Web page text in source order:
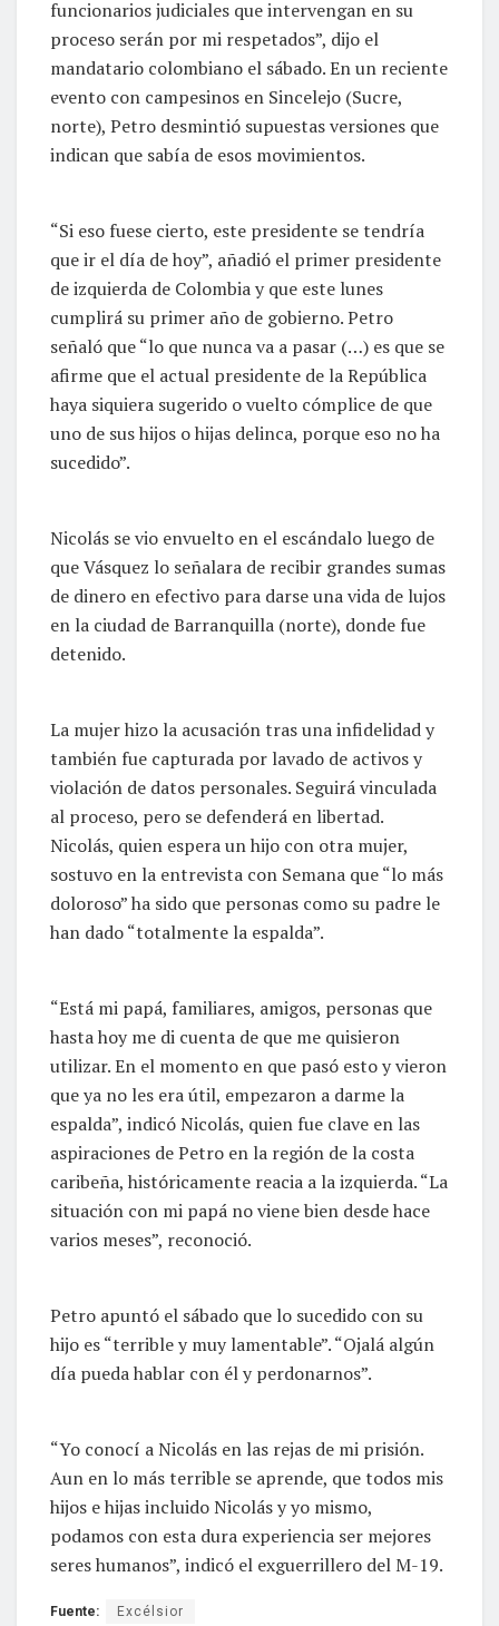
funcionarios judiciales que intervengan en su
proceso serán por mi respetados”, dijo el
mandatario colombiano el sábado. En un reciente
evento con campesinos en Sincelejo (Sucre,
norte), Petro desmintió supuestas versiones que
indican que sabía de esos movimientos.
“Si eso fuese cierto, este presidente se tendría
que ir el día de hoy”, añadió el primer presidente
de izquierda de Colombia y que este lunes
cumplirá su primer año de gobierno. Petro
señaló que “lo que nunca va a pasar (…) es que se
afirme que el actual presidente de la República
haya siquiera sugerido o vuelto cómplice de que
uno de sus hijos o hijas delinca, porque eso no ha
sucedido”.
Nicolás se vio envuelto en el escándalo luego de
que Vásquez lo señalara de recibir grandes sumas
de dinero en efectivo para darse una vida de lujos
en la ciudad de Barranquilla (norte), donde fue
detenido.
La mujer hizo la acusación tras una infidelidad y
también fue capturada por lavado de activos y
violación de datos personales. Seguirá vinculada
al proceso, pero se defenderá en libertad.
Nicolás, quien espera un hijo con otra mujer,
sostuvo en la entrevista con Semana que “lo más
doloroso” ha sido que personas como su padre le
han dado “totalmente la espalda”.
“Está mi papá, familiares, amigos, personas que
hasta hoy me di cuenta de que me quisieron
utilizar. En el momento en que pasó esto y vieron
que ya no les era útil, empezaron a darme la
espalda”, indicó Nicolás, quien fue clave en las
aspiraciones de Petro en la región de la costa
caribeña, históricamente reacia a la izquierda. “La
situación con mi papá no viene bien desde hace
varios meses”, reconoció.
Petro apuntó el sábado que lo sucedido con su
hijo es “terrible y muy lamentable”. “Ojalá algún
día pueda hablar con él y perdonarnos”.
“Yo conocí a Nicolás en las rejas de mi prisión.
Aun en lo más terrible se aprende, que todos mis
hijos e hijas incluido Nicolás y yo mismo,
podamos con esta dura experiencia ser mejores
seres humanos”, indicó el exguerrillero del M-19.
Fuente: Excélsior